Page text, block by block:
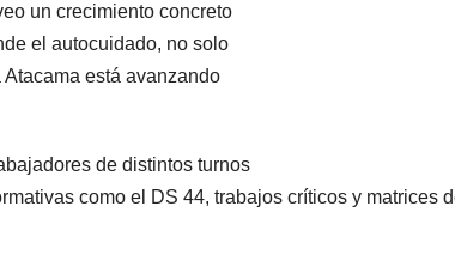
un crecimiento concreto
el autocuidado, no solo
está avanzando
de distintos turnos
como el DS 44, trabajos críticos y matrices